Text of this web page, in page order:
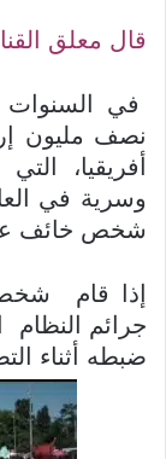
قال معلق
في
نصف مليون
أفريقيا،
وسرية في
شخص خائف
إذا قام
جرائم
ضبطه أثناء